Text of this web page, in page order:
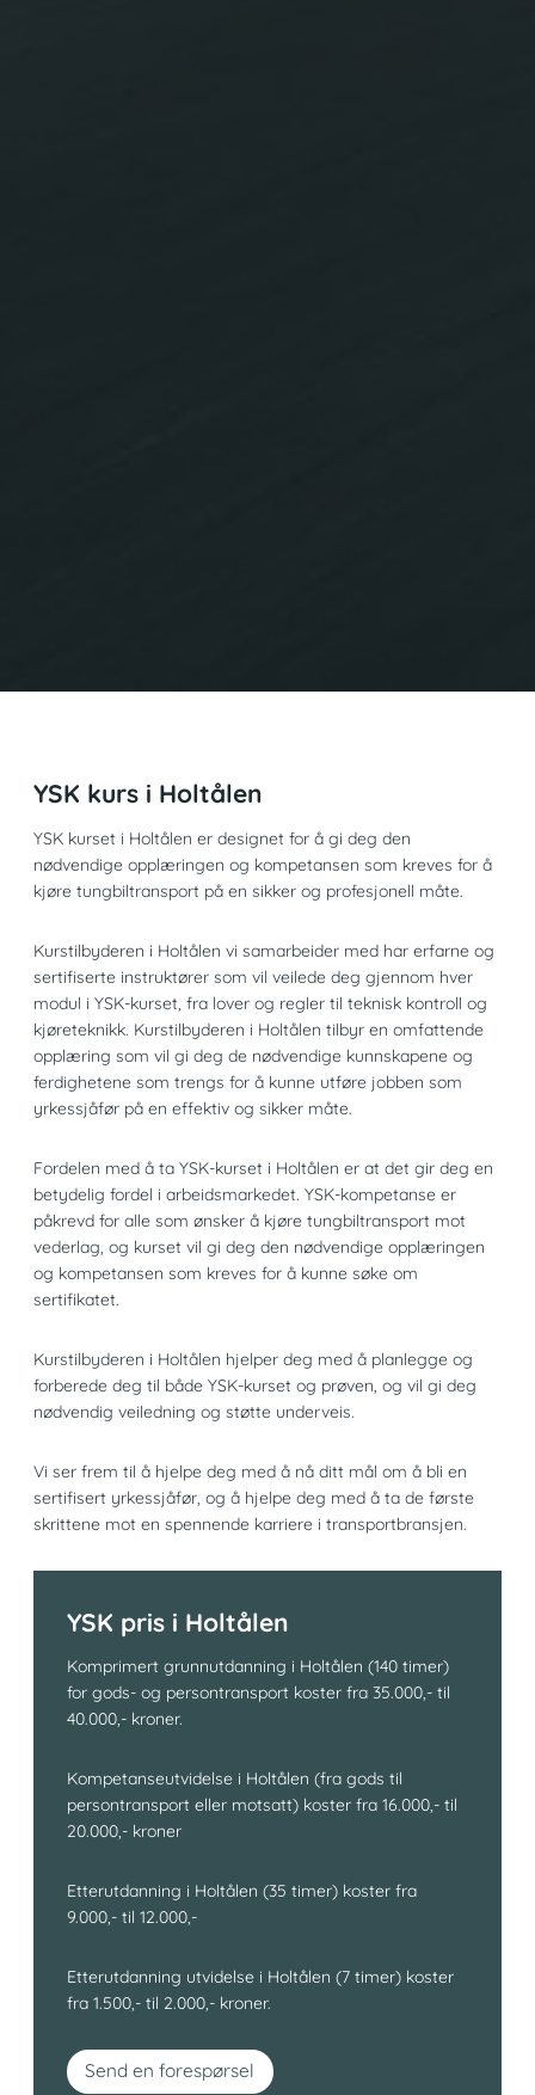
YSK kurs i Holtålen
YSK kurset i Holtålen er designet for å gi deg den
nødvendige opplæringen og kompetansen som kreves for å
kjøre tungbiltransport på en sikker og profesjonell måte.
Kurstilbyderen i Holtålen vi samarbeider med har erfarne og
sertifiserte instruktører som vil veilede deg gjennom hver
modul i YSK-kurset, fra lover og regler til teknisk kontroll og
kjøreteknikk. Kurstilbyderen i Holtålen tilbyr en omfattende
opplæring som vil gi deg de nødvendige kunnskapene og
ferdighetene som trengs for å kunne utføre jobben som
yrkessjåfør på en effektiv og sikker måte.
Fordelen med å ta YSK-kurset i Holtålen er at det gir deg en
betydelig fordel i arbeidsmarkedet. YSK-kompetanse er
påkrevd for alle som ønsker å kjøre tungbiltransport mot
vederlag, og kurset vil gi deg den nødvendige opplæringen
og kompetansen som kreves for å kunne søke om
sertifikatet.
Kurstilbyderen i Holtålen hjelper deg med å planlegge og
forberede deg til både YSK-kurset og prøven, og vil gi deg
nødvendig veiledning og støtte underveis.
Vi ser frem til å hjelpe deg med å nå ditt mål om å bli en
sertifisert yrkessjåfør, og å hjelpe deg med å ta de første
skrittene mot en spennende karriere i transportbransjen.
YSK pris i Holtålen
Komprimert grunnutdanning i Holtålen (140 timer)
for gods- og persontransport koster fra 35.000,- til
40.000,- kroner.
Kompetanseutvidelse i Holtålen (fra gods til
persontransport eller motsatt) koster fra 16.000,- til
20.000,- kroner
Etterutdanning i Holtålen (35 timer) koster fra
9.000,- til 12.000,-
Etterutdanning utvidelse i Holtålen (7 timer) koster
fra 1.500,- til 2.000,- kroner.
Send en forespørsel